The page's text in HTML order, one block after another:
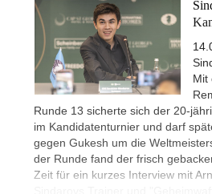
Mit
Runde 13 sicherte sich der 20-
im Kandidatenturnier und darf
gegen Gukesh um die
der Runde fand der frisch
Zeit für ein kurzes Interview mit